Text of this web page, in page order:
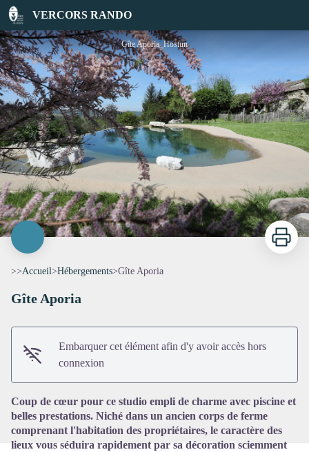
VERCORS RANDO
Gîte Aporia
Gîte Aporia_Hostun
Voir l'image en plein écran
Imprimer
>>Accueil>Hébergements>Gîte Aporia
Gîte Aporia
Embarquer cet élément afin d'y avoir accès hors
connexion
Coup de cœur pour ce studio empli de charme avec piscine et
belles prestations. Niché dans un ancien corps de ferme
comprenant l'habitation des propriétaires, le caractère des
lieux vous séduira rapidement par sa décoration sciemment